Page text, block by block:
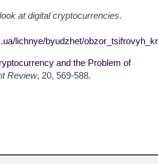
at digital cryptocurrencies.
lichnye/byudzhet/
and the Problem of
Review, 20, 569-588.